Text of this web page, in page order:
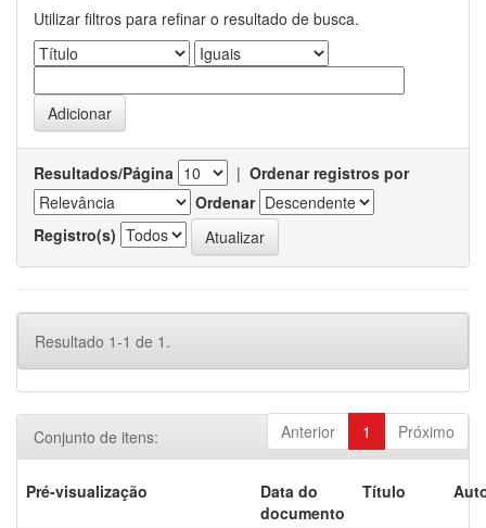
Utilizar filtros para refinar o resultado de busca.
Resultados/Página | Ordenar registros por
Ordenar
Registro(s)
Resultado 1-1 de 1.
Anterior 1 Próximo
Conjunto de itens:
Pré-visualização
Data do
documento
Título